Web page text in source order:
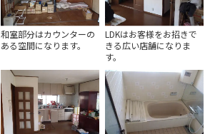
和室部分はカウンターの
ある空間になります。
LDKはお客様をお招きで
きる広い店舗になりま
す。